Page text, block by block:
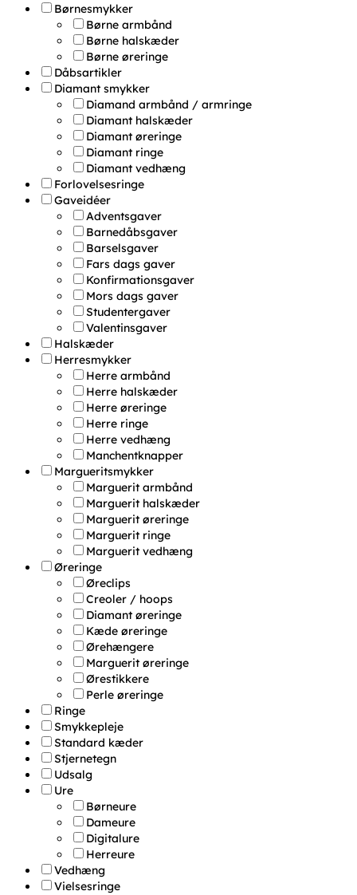
Børnesmykker
Børne armbånd
Børne halskæder
Børne øreringe
Dåbsartikler
Diamant smykker
Diamand armbånd / armringe
Diamant halskæder
Diamant øreringe
Diamant ringe
Diamant vedhæng
Forlovelsesringe
Gaveidéer
Adventsgaver
Barnedåbsgaver
Barselsgaver
Fars dags gaver
Konfirmationsgaver
Mors dags gaver
Studentergaver
Valentinsgaver
Halskæder
Herresmykker
Herre armbånd
Herre halskæder
Herre øreringe
Herre ringe
Herre vedhæng
Manchentknapper
Margueritsmykker
Marguerit armbånd
Marguerit halskæder
Marguerit øreringe
Marguerit ringe
Marguerit vedhæng
Øreringe
Øreclips
Creoler / hoops
Diamant øreringe
Kæde øreringe
Ørehængere
Marguerit øreringe
Ørestikkere
Perle øreringe
Ringe
Smykkepleje
Standard kæder
Stjernetegn
Udsalg
Ure
Børneure
Dameure
Digitalure
Herreure
Vedhæng
Vielsesringe